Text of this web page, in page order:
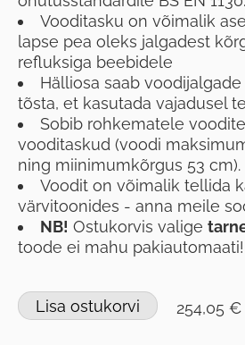
Vooditasku on võimalik
lapse pea oleks jalgadest
refluksiga beebidele
Hälliosa saab
tõsta, et kasutada vajadusel
Sobib rohkematele
vooditaskud (voodi
ning miinimumkõrgus 53 cm).
Voodit on võimalik tellida
värvitoonides - anna meile
NB! Ostukorvis valige
toode ei mahu
Lisa ostukorvi 254,05 €